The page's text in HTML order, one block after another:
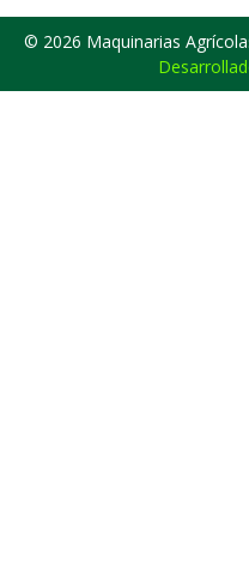
© 2026 Maquinarias